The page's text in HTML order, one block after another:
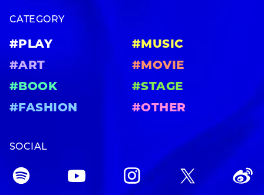
CATEGORY
#PLAY
#MUSIC
#ART
#MOVIE
#BOOK
#STAGE
#FASHION
#OTHER
SOCIAL